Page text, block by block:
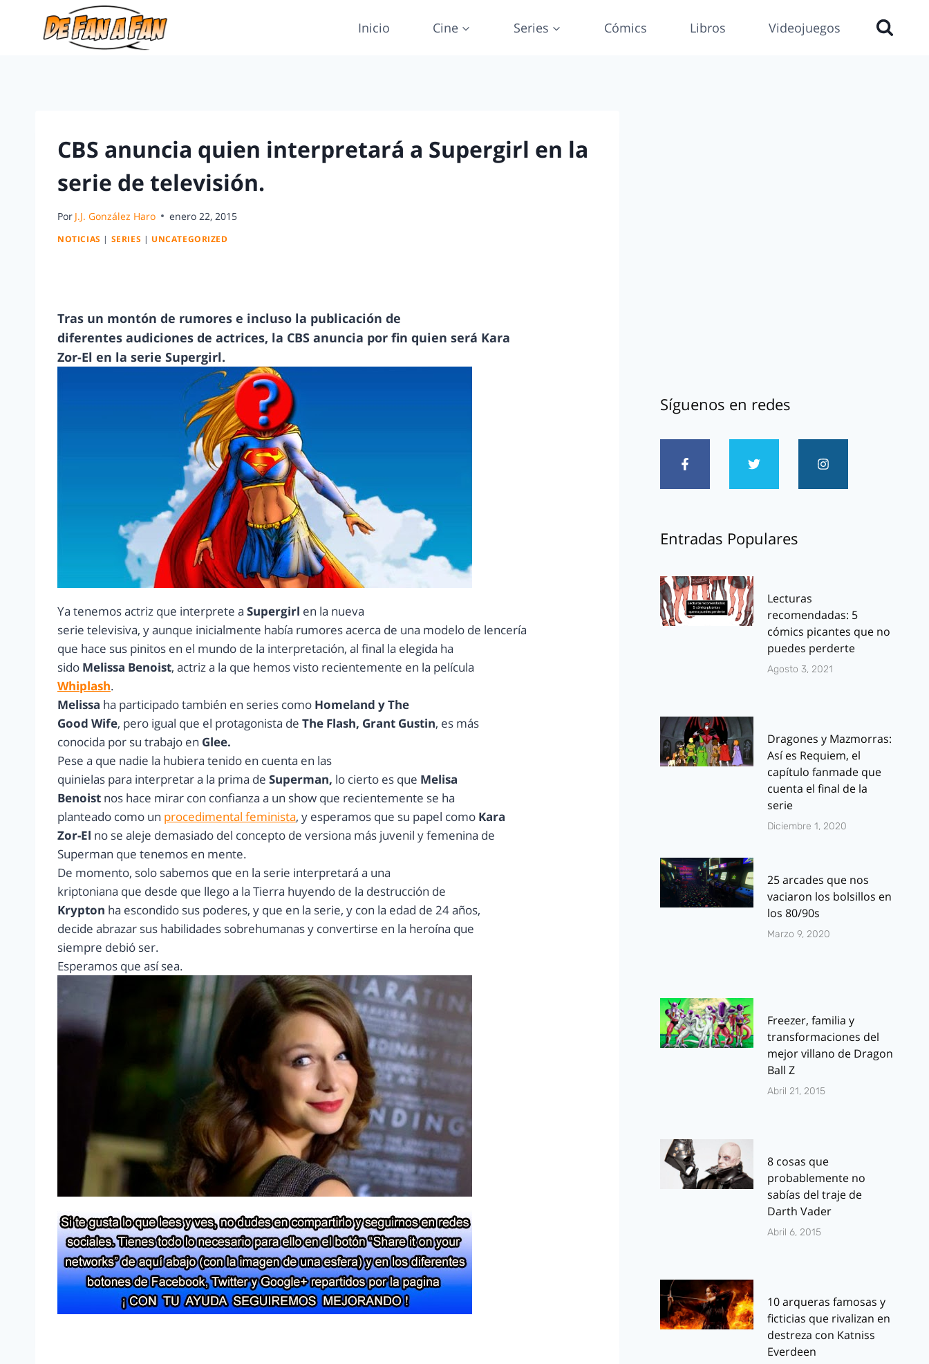
Inicio Cine Series Cómics Libros Videojuegos
CBS anuncia quien interpretará a Supergirl en la
serie de televisión.
Por J.J. González Haro enero 22, 2015
NOTICIAS | SERIES | UNCATEGORIZED
Tras un montón de rumores e incluso la publicación de
diferentes audiciones de actrices, la CBS anuncia por fin quien será Kara
Zor-El en la serie Supergirl.
Ya tenemos actriz que interprete a Supergirl en la nueva
serie televisiva, y aunque inicialmente había rumores acerca de una modelo de lencería
que hace sus pinitos en el mundo de la interpretación, al final la elegida ha
sido Melissa Benoist, actriz a la que hemos visto recientemente en la película
Whiplash.
Melissa ha participado también en series como Homeland y The
Good Wife, pero igual que el protagonista de The Flash, Grant Gustin, es más
conocida por su trabajo en Glee.
Pese a que nadie la hubiera tenido en cuenta en las
quinielas para interpretar a la prima de Superman, lo cierto es que Melisa
Benoist nos hace mirar con confianza a un show que recientemente se ha
planteado como un procedimental feminista, y esperamos que su papel como Kara
Zor-El no se aleje demasiado del concepto de versiona más juvenil y femenina de
Superman que tenemos en mente.
De momento, solo sabemos que en la serie interpretará a una
kriptoniana que desde que llego a la Tierra huyendo de la destrucción de
Krypton ha escondido sus poderes, y que en la serie, y con la edad de 24 años,
decide abrazar sus habilidades sobrehumanas y convertirse en la heroína que
siempre debió ser.
Esperamos que así sea.
Síguenos en redes
Entradas Populares
Lecturas
recomendadas: 5
cómics picantes que no
puedes perderte
Agosto 3, 2021
Dragones y Mazmorras:
Así es Requiem, el
capítulo fanmade que
cuenta el final de la
serie
Diciembre 1, 2020
25 arcades que nos
vaciaron los bolsillos en
los 80/90s
Marzo 9, 2020
Freezer, familia y
transformaciones del
mejor villano de Dragon
Ball Z
Abril 21, 2015
8 cosas que
probablemente no
sabías del traje de
Darth Vader
Abril 6, 2015
10 arqueras famosas y
ficticias que rivalizan en
destreza con Katniss
Everdeen